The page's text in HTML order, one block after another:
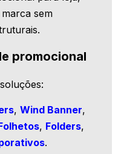
sem
promocional
, Wind Banner,
, Folders,
.